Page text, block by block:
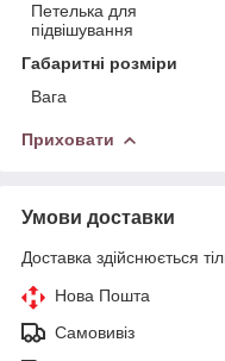
Петелька для
підвішування
Габаритні розміри
Вага
Приховати
Умови доставки
Доставка здійснюється
Нова Пошта
Самовивіз